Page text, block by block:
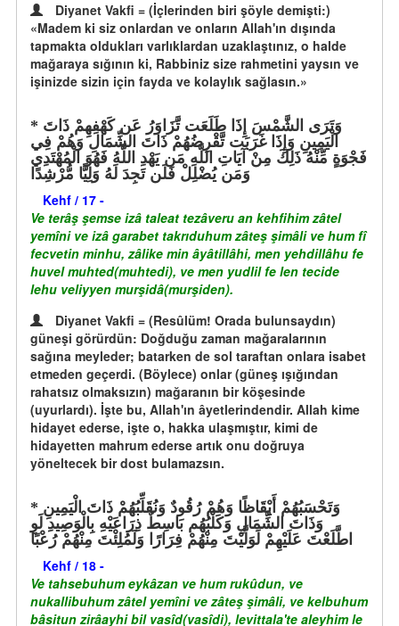
Diyanet Vakfi = (İçlerinden biri şöyle demişti:)
«Madem ki siz onlardan ve onların Allah'ın dışında
tapmakta oldukları varlıklardan uzaklaştınız, o halde
mağaraya sığının ki, Rabbiniz size rahmetini yaysın ve
işinizde sizin için fayda ve kolaylık sağlasın.»
الْيَمِينِ وَإِذَا غَرَبَت تَّقْرِضُهُمْ ذَاتَ الشِّمَالِ وَهُمْ فِي
فَجْوَةٍ مِّنْهُ ذَلِكَ مِنْ آيَاتِ اللَّهِ مَن يَهْدِ اللَّهُ فَهُوَ الْمُهْتَدِي
وَمَن يُضْلِلْ فَلَن تَجِدَ لَهُ وَلِيًّا مُّرْشِدًا
Kehf / 17 -
Ve terâş şemse izâ taleat tezâveru an kehfihim zâtel
yemîni ve izâ garabet takrıduhum zâteş şimâli ve hum fî
fecvetin minhu, zâlike min âyâtillâhi, men yehdillâhu fe
huvel muhted(muhtedi), ve men yudlil fe len tecide
lehu veliyyen murşidâ(murşiden).
Diyanet Vakfi = (Resûlüm! Orada bulunsaydın)
güneşi görürdün: Doğduğu zaman mağaralarının
sağına meyleder; batarken de sol taraftan onlara isabet
etmeden geçerdi. (Böylece) onlar (güneş ışığından
rahatsız olmaksızın) mağaranın bir köşesinde
(uyurlardı). İşte bu, Allah'ın âyetlerindendir. Allah kime
hidayet ederse, işte o, hakka ulaşmıştır, kimi de
hidayetten mahrum ederse artık onu doğruya
yöneltecek bir dost bulamazsın.
وَذَاتَ الشِّمَالِ وَكَلْبُهُم بَاسِطٌ ذِرَاعَيْهِ بِالْوَصِيدِ لَوِ
اطَّلَعْتَ عَلَيْهِمْ لَوَلَّيْتَ مِنْهُمْ فِرَارًا وَلَمُلِئْتَ مِنْهُمْ رُعْبًا
Kehf / 18 -
Ve tahsebuhum eykâzan ve hum rukûdun, ve
nukallibuhum zâtel yemîni ve zâteş şimâli, ve kelbuhum
bâsitun zirâayhi bil vasîd(vasîdi), levittala'te aleyhim le